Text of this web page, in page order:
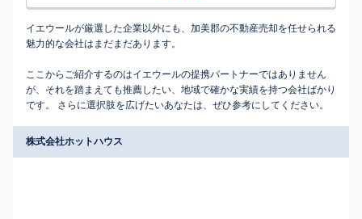
イエウールが厳選した企業以外にも、加美郡の不動産売却を任せられる
魅力的な会社はまだまだあります。
ここからご紹介するのはイエウールの提携パートナーではありません
が、それを踏まえても推薦したい、地域で確かな実績を持つ会社ばかり
です。 さらに選択肢を広げたいあなたは、ぜひ参考にしてください。
株式会社ホットハウス